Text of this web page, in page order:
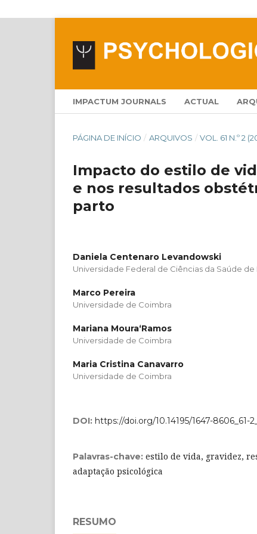
IMPACTUM JOURNALS ACTUAL
PÁGINA DE INÍCIO / ARQUIVOS / VOL. 61 N.º 2
Impacto do estilo de
e nos resultados
parto
Daniela Centenaro Levandowski
Universidade Federal de Ciências da Saúde
Marco Pereira
Universidade de Coimbra
Mariana Moura­‘Ramos
Universidade de Coimbra
Maria Cristina Canavarro
Universidade de Coimbra
DOI: https://doi.org/10.14195/1647-8606_61-
Palavras-chave: estilo de vida, gravidez,
adaptação psicológica
RESUMO